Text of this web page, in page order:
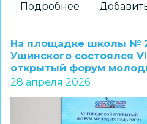
Подробнее
укреплять
единство
народов
в
Сибири?
Ответы
На площадке школы №
Ушинского состоялся
открытый форум
28 апреля 2026